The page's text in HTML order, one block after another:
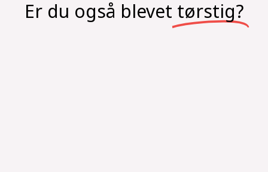
Er du også blevet tørstig?